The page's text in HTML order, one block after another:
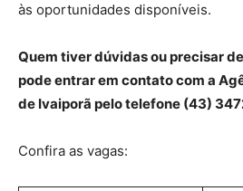
às oportunidades disponíveis.
Quem tiver dúvidas ou precisar
pode entrar em contato com a
de Ivaiporã pelo telefone (43)
Confira as vagas: